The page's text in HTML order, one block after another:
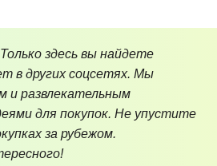
здесь вы найдете
в других соцсетях. Мы
и развлекательным
для покупок. Не упустите
за рубежом.